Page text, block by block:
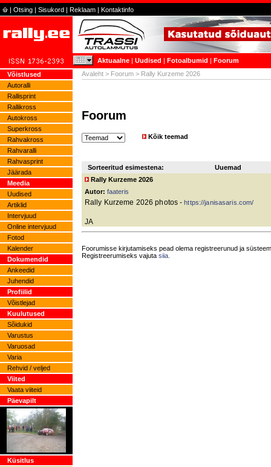
| Otsing | Sisukord | Reklaam | Kontaktinfo
Aktuaalne | Uudised | Fotoalbumid | Foorum
Võistlused
Autoralli
Rallisprint
Rallikross
Autokross
Superkross
Rahvakross
Rahvaralli
Rahvasprint
Jäärada
Meedia
Uudised
Artiklid
Intervjuud
Online intervjuud
Fotod
Kalender
Dokumendid
Ankeedid
Juhendid
Profiilid
Võistlejad
Kuulutused
Sõidukid
Varustus
Varuosad
Varia
Rehvid / veljed
Viited
Vaata viiteid
Päevapilt
Küsitlus
Avaleht > Foorum > Rally Kurzeme 2026
Foorum
Kõik teemad
Sorteeritud esimestena:
Uuemad
Rally Kurzeme 2026
Autor: faateris
Rally Kurzeme 2026 photos -https://janisasaris.com/
JA
Foorumisse kirjutamiseks pead olema registreerunud ja
Registreerumiseks vajuta siia.